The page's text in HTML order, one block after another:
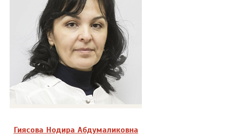
Гиясова Нодира Абдумаликовна